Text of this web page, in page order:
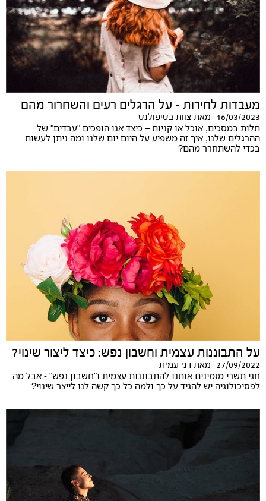
מעבדות לחירות - על הרגלים רעים והשחרור מהם
16/03/2023 מאת צוות בטיפולנט
תלות במסכים, אוכל או קניות – כיצד אנו הופכים "עבדים" של
ההרגלים שלנו, איך זה משפיע על היום יום שלנו ומה ניתן לעשות
בכדי להשתחרר מהם?
על התבוננות עצמית וחשבון נפש: כיצד ליצור שינוי?
27/09/2022 מאתדני עמית
חגי תשרי מזמינים אותנו להתבוננות עצמית ו"חשבון נפש" - אבל מה
לפסיכולוגיה יש להגיד על כך ולמה כל כך קשה לנו לייצר שינוי?